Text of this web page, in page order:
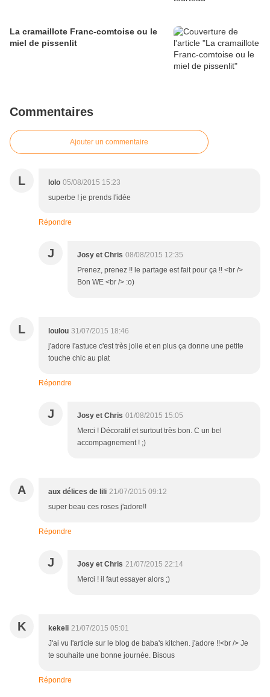
La cramaillote Franc-comtoise ou le
miel de pissenlit
Commentaires
Ajouter un commentaire
L lolo 05/08/2015 15:23
superbe ! je prends l'idée
Répondre
J Josy et Chris 08/08/2015 12:35
Prenez, prenez !! le partage est fait pour ça !! <br />
Bon WE <br /> :o)
L loulou 31/07/2015 18:46
j'adore l'astuce c'est très jolie et en plus ça donne une petite
touche chic au plat
Répondre
J Josy et Chris 01/08/2015 15:05
Merci ! Décoratif et surtout très bon. C un bel
accompagnement ! ;)
A aux délices de lili 21/07/2015 09:12
super beau ces roses j'adore!!
Répondre
J Josy et Chris 21/07/2015 22:14
Merci ! il faut essayer alors ;)
K kekeli 21/07/2015 05:01
J'ai vu l'article sur le blog de baba's kitchen. j'adore !!<br /> Je
te souhaite une bonne journée. Bisous
Répondre